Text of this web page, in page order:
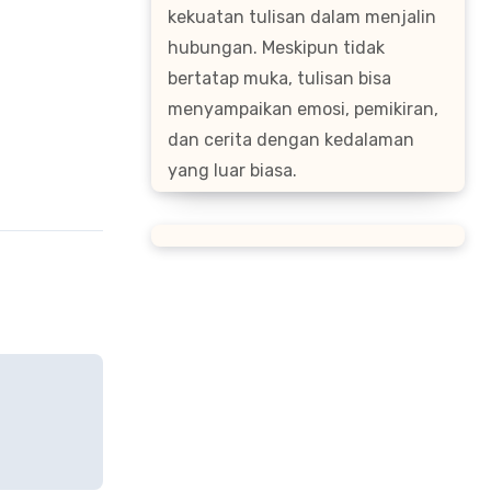
kekuatan tulisan dalam menjalin
hubungan. Meskipun tidak
bertatap muka, tulisan bisa
menyampaikan emosi, pemikiran,
dan cerita dengan kedalaman
yang luar biasa.